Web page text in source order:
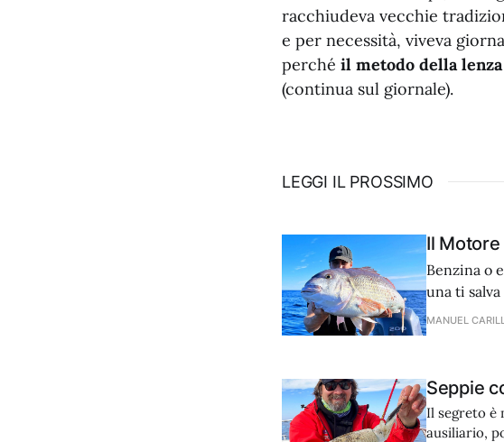
racchiudeva vecchie
e per necessità, viveva
perché il metodo della
(continua sul giornale).
LEGGI IL PROSSIMO
Il
Benzina o
una ti
privilegiata
MANUEL
Seppie
Il segreto è
ausiliario,